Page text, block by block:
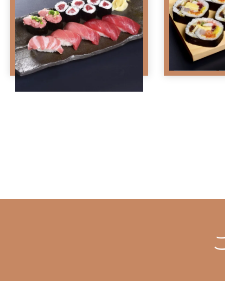
と、本鮪の旨さを存分...
購入数
巻きです。
購入数
十二種類の具
です。
ご配達時には
いたします。